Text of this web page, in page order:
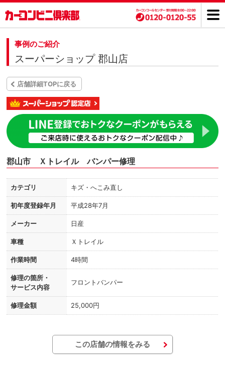
事例のご紹介
スーパーショップ 郡山店
店舗詳細TOPに戻る
郡山市 Ｘトレイル バンパー修理
カテゴリ キズ・へこみ直し
初年度登録年月 平成28年7月
メーカー 日産
車種 Ｘトレイル
作業時間 4時間
修理の箇所・
サービス内容
フロントバンパー
修理金額 25,000円
この店舗の情報をみる